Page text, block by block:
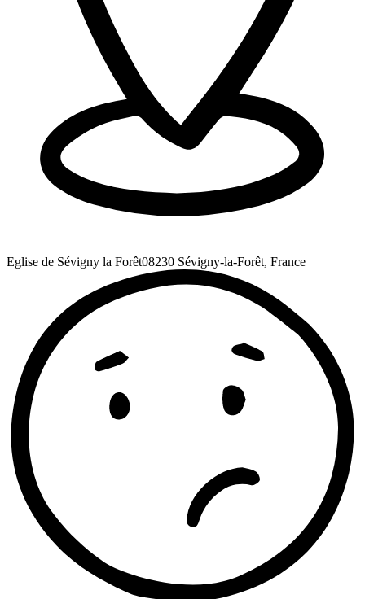
Eglise de Sévigny la Forêt08230 Sévigny-la-Forêt, France